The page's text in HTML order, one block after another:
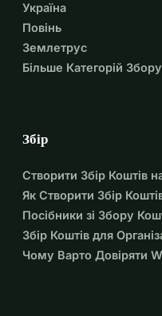
Україна
Повінь
Землетрус
Більше Категорій
Збір
Створити Збір Коштів
Як Створити Збір
Посібники зі Збору
Збір Коштів для
Чому Варто Довіряти